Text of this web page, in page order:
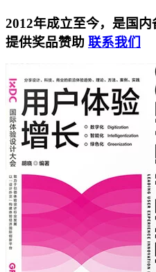
2012年成立至今，是国内
提供奖品赞助 联系我们